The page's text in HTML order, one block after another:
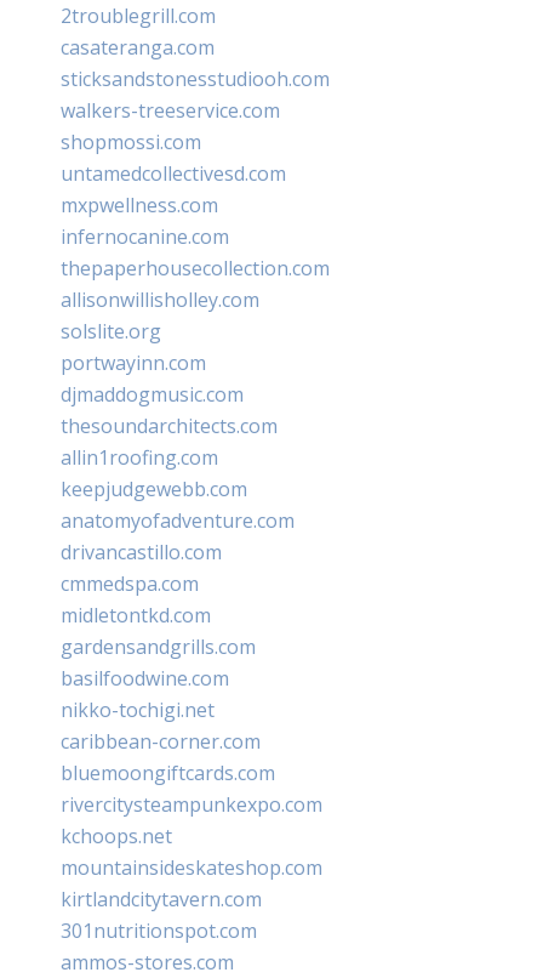
2troublegrill.com
casateranga.com
sticksandstonesstudiooh.com
walkers-treeservice.com
shopmossi.com
untamedcollectivesd.com
mxpwellness.com
infernocanine.com
thepaperhousecollection.com
allisonwillisholley.com
solslite.org
portwayinn.com
djmaddogmusic.com
thesoundarchitects.com
allin1roofing.com
keepjudgewebb.com
anatomyofadventure.com
drivancastillo.com
cmmedspa.com
midletontkd.com
gardensandgrills.com
basilfoodwine.com
nikko-tochigi.net
caribbean-corner.com
bluemoongiftcards.com
rivercitysteampunkexpo.com
kchoops.net
mountainsideskateshop.com
kirtlandcitytavern.com
301nutritionspot.com
ammos-stores.com